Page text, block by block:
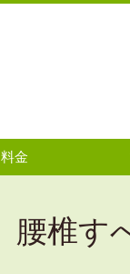
料金
腰椎す